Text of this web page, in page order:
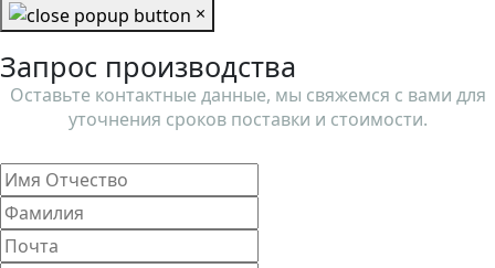
×
Запрос производства
Оставьте контактные данные, мы свяжемся с вами для
уточнения сроков поставки и стоимости.